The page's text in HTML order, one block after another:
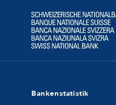
Logo
Bankenstatistik